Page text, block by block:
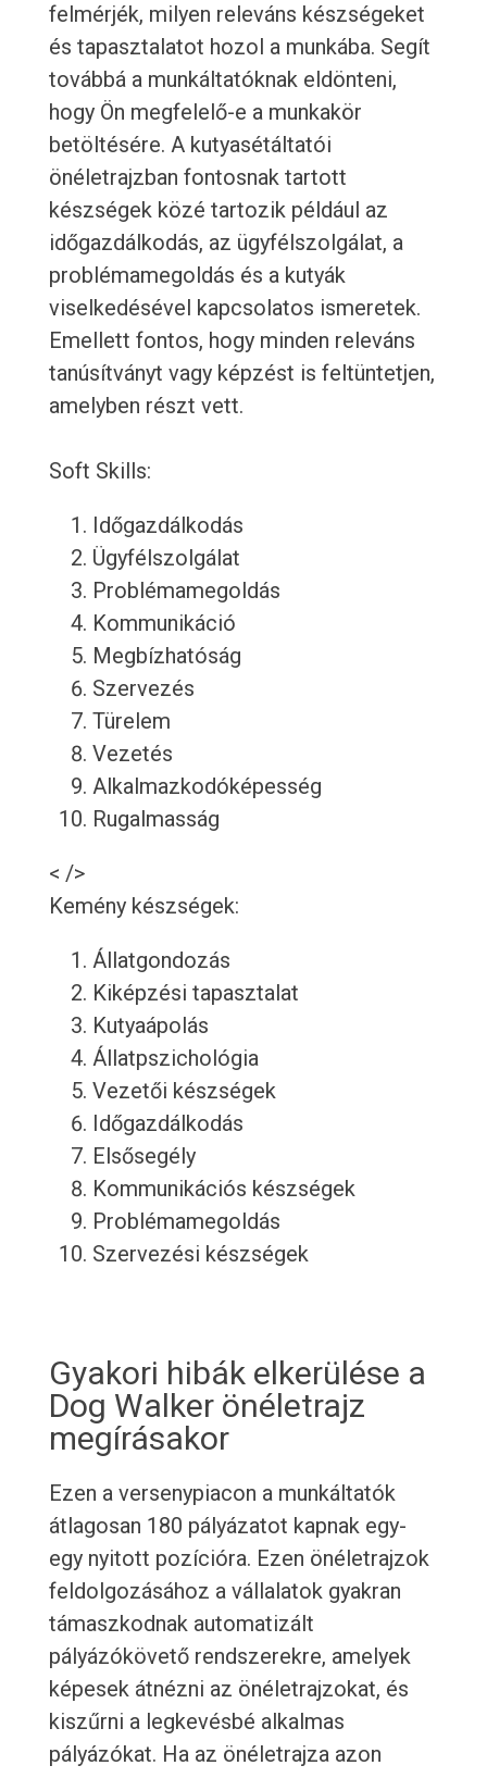
felmérjék, milyen releváns készségeket
és tapasztalatot hozol a munkába. Segít
továbbá a munkáltatóknak eldönteni,
hogy Ön megfelelő-e a munkakör
betöltésére. A kutyasétáltatói
önéletrajzban fontosnak tartott
készségek közé tartozik például az
időgazdálkodás, az ügyfélszolgálat, a
problémamegoldás és a kutyák
viselkedésével kapcsolatos ismeretek.
Emellett fontos, hogy minden releváns
tanúsítványt vagy képzést is feltüntetjen,
amelyben részt vett.
Soft Skills:
Időgazdálkodás
Ügyfélszolgálat
Problémamegoldás
Kommunikáció
Megbízhatóság
Szervezés
Türelem
Vezetés
Alkalmazkodóképesség
Rugalmasság
< />
Kemény készségek:
Állatgondozás
Kiképzési tapasztalat
Kutyaápolás
Állatpszichológia
Vezetői készségek
Időgazdálkodás
Elsősegély
Kommunikációs készségek
Problémamegoldás
Szervezési készségek
Gyakori hibák elkerülése a
Dog Walker önéletrajz
megírásakor
Ezen a versenypiacon a munkáltatók
átlagosan 180 pályázatot kapnak egy-
egy nyitott pozícióra. Ezen önéletrajzok
feldolgozásához a vállalatok gyakran
támaszkodnak automatizált
pályázókövető rendszerekre, amelyek
képesek átnézni az önéletrajzokat, és
kiszűrni a legkevésbé alkalmas
pályázókat. Ha az önéletrajza azon